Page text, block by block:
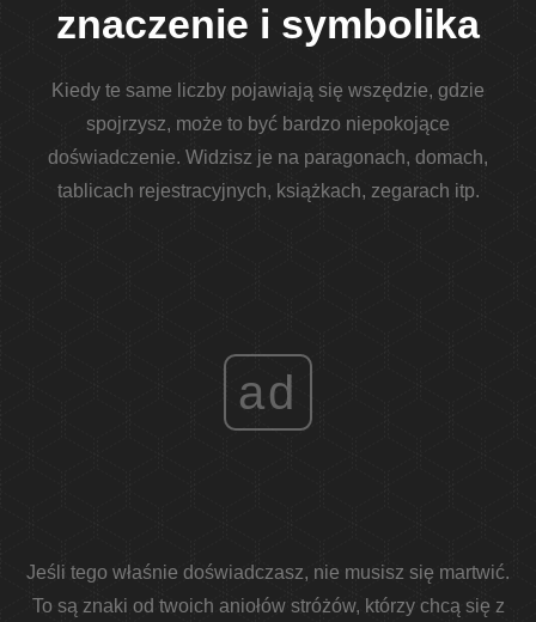
znaczenie i symbolika
Kiedy te same liczby pojawiają się wszędzie, gdzie
spojrzysz, może to być bardzo niepokojące
doświadczenie. Widzisz je na paragonach, domach,
tablicach rejestracyjnych, książkach, zegarach itp.
ad
Jeśli tego właśnie doświadczasz, nie musisz się martwić.
To są znaki od twoich aniołów stróżów, którzy chcą się z